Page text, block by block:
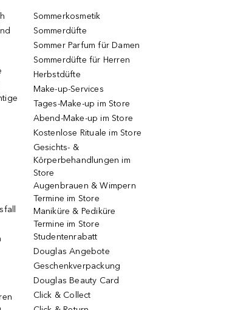
Sommerkosmetik
Sommerdüfte
Sommer Parfum für Damen
Sommerdüfte für Herren
Herbstdüfte
Make-up-Services
Tages-Make-up im Store
Abend-Make-up im Store
Kostenlose Rituale im Store
Gesichts- &
Körperbehandlungen im
Store
Augenbrauen & Wimpern
Termine im Store
Maniküre & Pediküre
Termine im Store
Studentenrabatt
Douglas Angebote
Geschenkverpackung
Douglas Beauty Card
Click & Collect